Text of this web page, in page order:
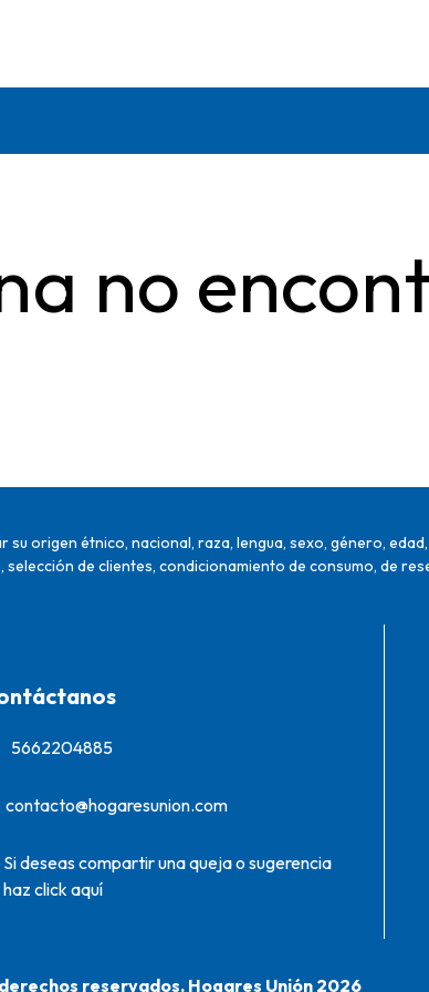
no
origen étnico, nacional, raza, lengua, sexo, género,
de clientes, condicionamiento de consumo, de
5662204885‬
contacto@hogaresunion.com
Si deseas compartir una queja o sugerencia
haz click aquí
reservados. Hogares Unión 2026